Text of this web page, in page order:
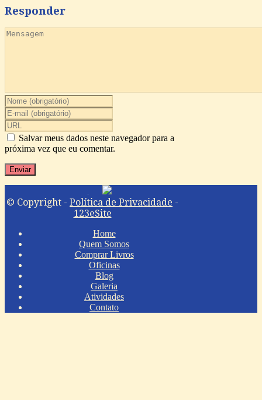
Responder
Salvar meus dados neste navegador para a
próxima vez que eu comentar.
© Copyright - Política de Privacidade -
123eSite
Home
Quem Somos
Comprar Livros
Oficinas
Blog
Galeria
Atividades
Contato